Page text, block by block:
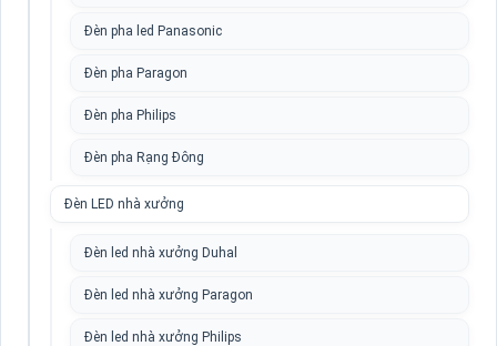
Đèn pha led Panasonic
Đèn pha Paragon
Đèn pha Philips
Đèn pha Rạng Đông
Đèn LED nhà xưởng
Đèn led nhà xưởng Duhal
Đèn led nhà xưởng Paragon
Đèn led nhà xưởng Philips